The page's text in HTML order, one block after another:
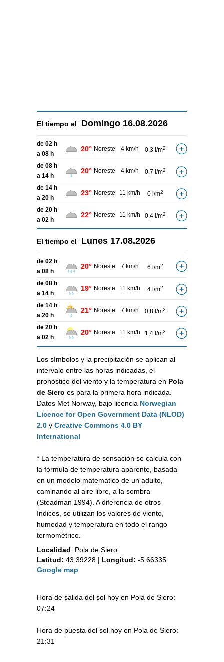
El tiempo el Domingo 16.08.2026
de 02 h
a 08 h
20° Noreste 4 km/h 0,3 l/m2
de 08 h
a 14 h
20° Noreste 4 km/h 0,7 l/m2
de 14 h
a 20 h
23° Noreste 11 km/h 0 l/m2
de 20 h
a 02 h
22° Noreste 11 km/h 0,4 l/m2
El tiempo el Lunes 17.08.2026
de 02 h
a 08 h
20° Noreste 7 km/h 6 l/m2
de 08 h
a 14 h
19° Noreste 11 km/h 4 l/m2
de 14 h
a 20 h
21° Noreste 7 km/h 0,8 l/m2
de 20 h
a 02 h
20° Noreste 11 km/h 1,4 l/m2
Los símbolos y la precipitación se aplican al
intervalo entre las horas indicadas, el
pronóstico del viento y la temperatura en Pola
de Siero es para la primera hora indicada.
Datos Met Norway, bajo licencia Norwegian
Licence for Open Government Data (NLOD)
2.0 y Creative Commons 4.0 BY
International
* La temperatura de sensación se calcula con
la fórmula de temperatura aparente, basada
en un modelo matemático de un adulto,
caminando al aire libre, a la sombra
(Steadman 1994). A diferencia de otros
índices, se utilizan los valores de viento,
humedad y temperatura en todo el rango
termométrico.
Localidad: Pola de Siero
Latitud: 43.39228 | Longitud: -5.66335
Google map
Hora de salida del sol hoy en Pola de Siero:
07:24
Hora de puesta del sol hoy en Pola de Siero:
21:31